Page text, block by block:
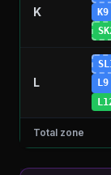
K
K9
L
L9
Total zone